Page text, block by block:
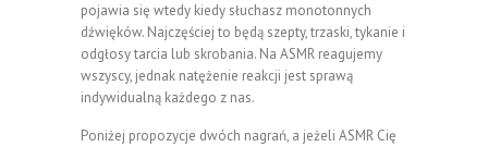
pojawia się wtedy kiedy słuchasz monotonnych
dźwięków. Najczęściej to będą szepty, trzaski, tykanie i
odgłosy tarcia lub skrobania. Na ASMR reagujemy
wszyscy, jednak natężenie reakcji jest sprawą
indywidualną każdego z nas.
Poniżej propozycje dwóch nagrań, a jeżeli ASMR Cię